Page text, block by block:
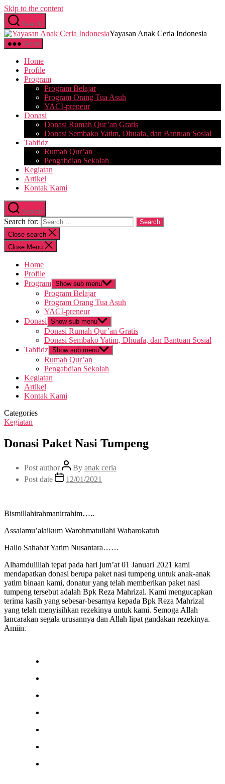
Skip to the content
Search
Yayasan Anak Ceria Indonesia
Menu
Home
Profile
Program
Program Belajar
Program Orang Tua Asuh
YACI-preneur
Donasi
Donasi Rumah Qur’an Gratis
Donasi Sembako Yatim, Dhuafa, dan Bantuan Sosial
Tahfidz
Rumah Qur’an
Pengabdian Sekolah
Kegiatan
Artikel
Kontak Kami
Search
Search for:
Close search
Close Menu
Home
Profile
Program Show sub menu
Program Belajar
Program Orang Tua Asuh
YACI-preneur
Donasi Show sub menu
Donasi Rumah Qur’an Gratis
Donasi Sembako Yatim, Dhuafa, dan Bantuan Sosial
Tahfidz Show sub menu
Rumah Qur’an
Pengabdian Sekolah
Kegiatan
Artikel
Kontak Kami
Categories
Kegiatan
Donasi Paket Nasi Tumpeng
Post author By anak ceria
Post date
12/01/2021
Bismillahirahmanirrahim…..
Assalamu’alaikum Warohmatullahi Wabarokatuh
Hallo Sahabat Yatim Nusantara……
Alhamdulillah tepat pada hari jum’at 01 Januari 2021 kami
mendapatkan donasi berupa paket nasi tumpeng untuk anak-anak
yatim binaan kami, donatur yang telah memberikan paket nasi
tumpeng tersebut adalah Bpk Reza Mahrizal. Kami mengucapkan
terima kasih yang sebesar-besarnya kepada Bpk Reza Mahrizal
yang telah menyisihkan rezekinya untuk kami. Semoga Allah
lancarakan segala urusannya dan Allah lipat gandakan rezekinya.
Amiin.